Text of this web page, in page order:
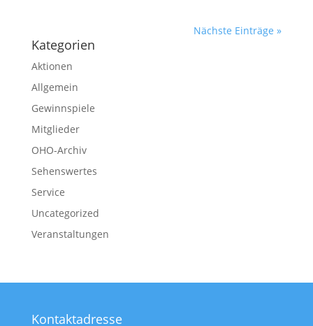
Nächste Einträge »
Kategorien
Aktionen
Allgemein
Gewinnspiele
Mitglieder
OHO-Archiv
Sehenswertes
Service
Uncategorized
Veranstaltungen
Kontaktadresse